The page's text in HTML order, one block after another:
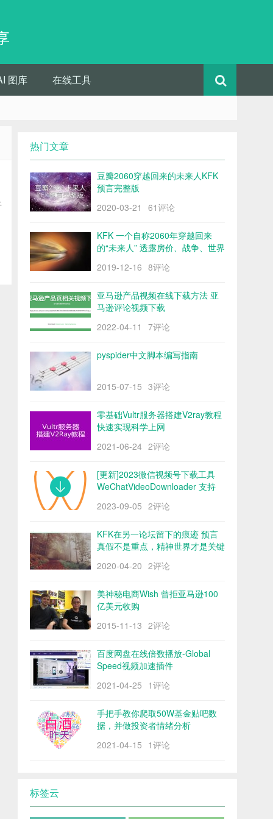
图库 在线工具
热门文章
豆瓣2060穿越回来的未来人KFK
预言完整版
2020-03-21
61评论
KFK 一个自称2060年穿越回来
的“未来人” 透露房价、战争、世界
2019-12-16 8评论
亚马逊产品视频在线下载方法 亚
马逊评论视频下载
2022-04-11
7评论
pyspider中文脚本编写指南
2015-07-15 3评论
零基础Vultr服务器搭建V2ray教程
快速实现科学上网
2021-06-24 2评论
[更新]2023微信视频号下载工具
WeChatVideoDownloader 支持
2023-09-05 2评论
KFK在另一论坛留下的痕迹 预言
真假不是重点，精神世界才是关键
2020-04-20 2评论
美神秘电商Wish 曾拒亚马逊100
亿美元收购
2015-11-13 2评论
百度网盘在线倍数播放-Global
Speed视频加速插件
2021-04-25 1评论
手把手教你爬取50W基金贴吧数
据，并做投资者情绪分析
2021-04-15 1评论
标签云